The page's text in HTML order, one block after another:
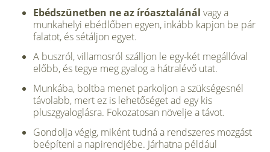
Ebédszünetben ne az íróasztalánál vagy a
munkahelyi ebédlőben egyen, inkább kapjon be pár
falatot, és sétáljon egyet.
A buszról, villamosról szálljon le egy-két megállóval
előbb, és tegye meg gyalog a hátralévő utat.
Munkába, boltba menet parkoljon a szükségesnél
távolabb, mert ez is lehetőséget ad egy kis
pluszgyaloglásra. Fokozatosan növelje a távot.
Gondolja végig, miként tudná a rendszeres mozgást
beépíteni a napirendjébe. Járhatna például